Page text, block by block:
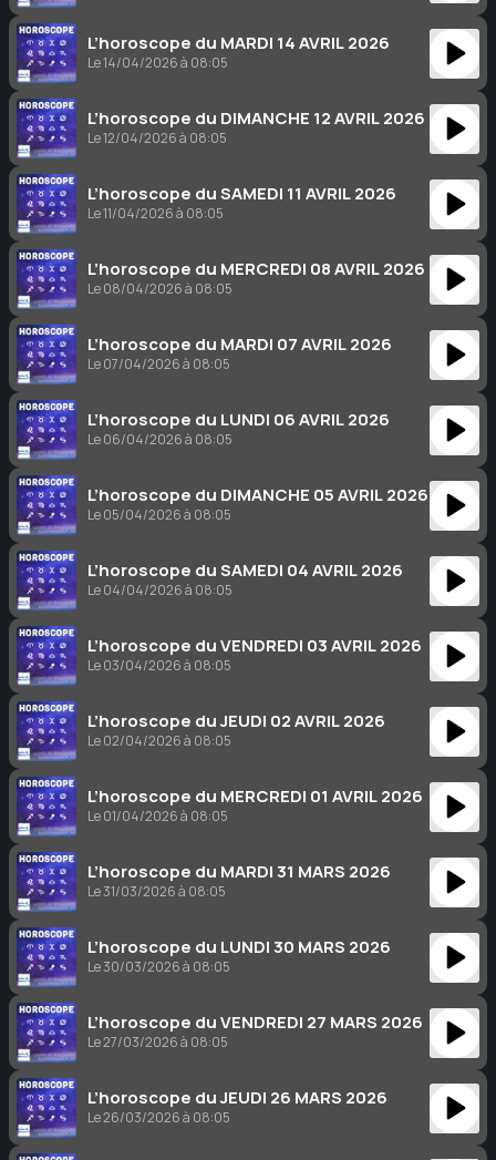
L’horoscope du MARDI 14 AVRIL 2026
Le 14/04/2026 à 08:05
L’horoscope du DIMANCHE 12 AVRIL 2026
Le 12/04/2026 à 08:05
L’horoscope du SAMEDI 11 AVRIL 2026
Le 11/04/2026 à 08:05
L’horoscope du MERCREDI 08 AVRIL 2026
Le 08/04/2026 à 08:05
L’horoscope du MARDI 07 AVRIL 2026
Le 07/04/2026 à 08:05
L’horoscope du LUNDI 06 AVRIL 2026
Le 06/04/2026 à 08:05
L’horoscope du DIMANCHE 05 AVRIL 2026
Le 05/04/2026 à 08:05
L’horoscope du SAMEDI 04 AVRIL 2026
Le 04/04/2026 à 08:05
L’horoscope du VENDREDI 03 AVRIL 2026
Le 03/04/2026 à 08:05
L’horoscope du JEUDI 02 AVRIL 2026
Le 02/04/2026 à 08:05
L’horoscope du MERCREDI 01 AVRIL 2026
Le 01/04/2026 à 08:05
L’horoscope du MARDI 31 MARS 2026
Le 31/03/2026 à 08:05
L’horoscope du LUNDI 30 MARS 2026
Le 30/03/2026 à 08:05
L’horoscope du VENDREDI 27 MARS 2026
Le 27/03/2026 à 08:05
L’horoscope du JEUDI 26 MARS 2026
Le 26/03/2026 à 08:05